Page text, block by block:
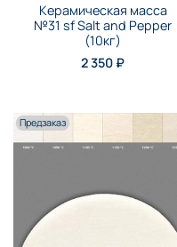
Керамическая масса
№31 sf Salt and Pepper
(10кг)
2 350 ₽
Предзаказ